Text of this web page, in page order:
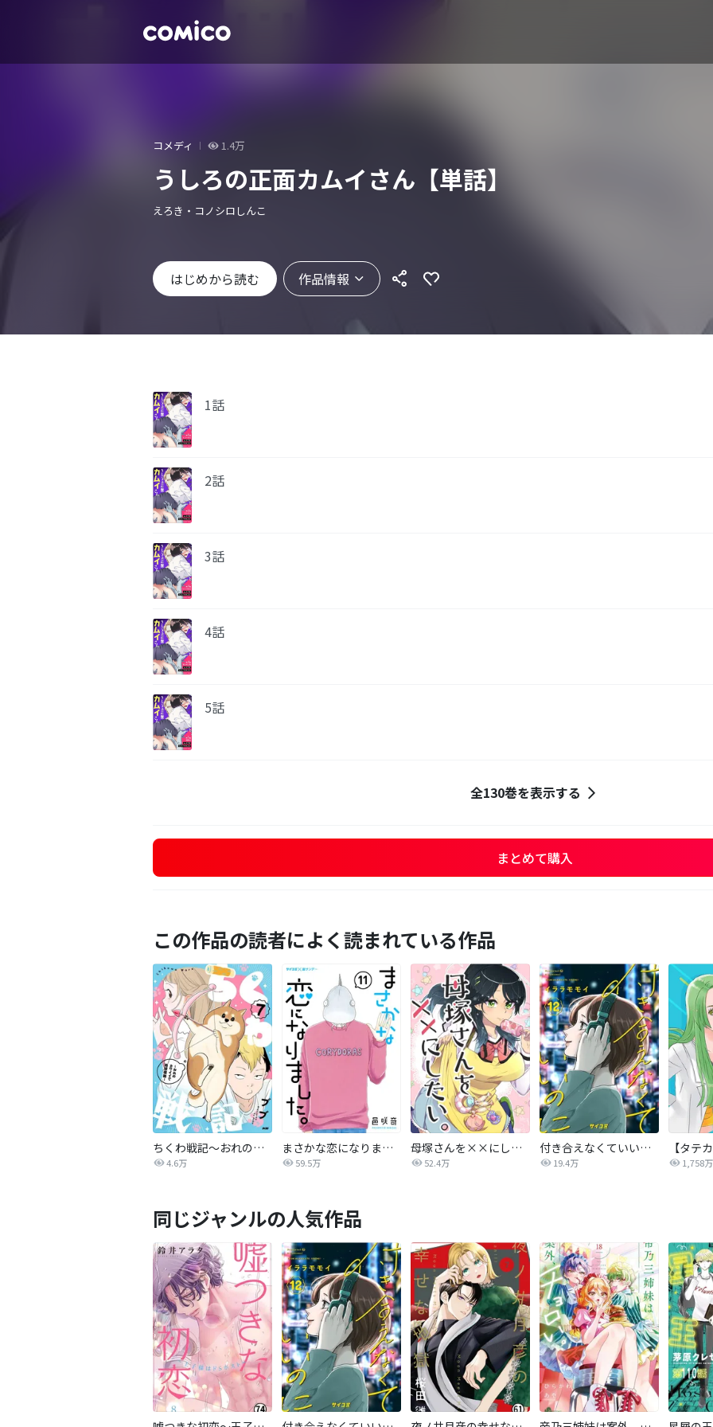
コメディ 1.4万
うしろの正面カムイさん【単話】
えろき・コノシロしんこ
はじめから読む 作品情報
1話
2話
3話
4話
5話
全130巻を表示する
まとめて購入
この作品の読者によく読まれている作品
ちくわ戦記～おれのカワイイで地球侵略～
4.6万
まさかな恋になりました。
59.5万
母塚さんを××にしたい。
52.4万
付き合えなくていいのに
19.4万 1,758万
同じジャンルの人気作品